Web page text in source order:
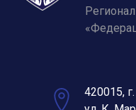
420015,